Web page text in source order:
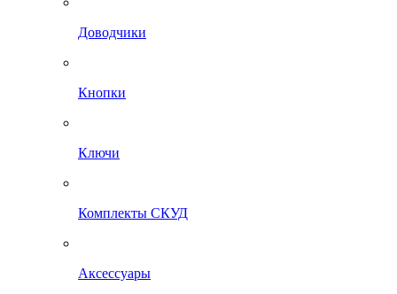
Доводчики
Кнопки
Ключи
Комплекты СКУД
Аксессуары